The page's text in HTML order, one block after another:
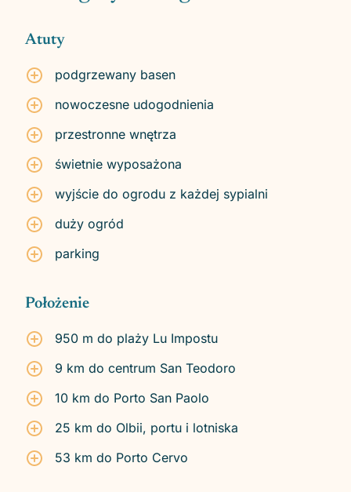
Atuty
podgrzewany basen
nowoczesne udogodnienia
przestronne wnętrza
świetnie wyposażona
wyjście do ogrodu z każdej sypialni
duży ogród
parking
Położenie
950 m do plaży Lu Impostu
9 km do centrum San Teodoro
10 km do Porto San Paolo
25 km do Olbii, portu i lotniska
53 km do Porto Cervo